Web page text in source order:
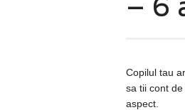
Copilul tau
sa tii cont
aspect.